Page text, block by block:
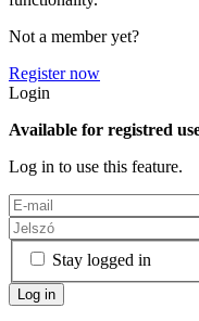
Not a member yet?
Register now
Login
Available for registred
Log in to use this feature.
Stay logged in